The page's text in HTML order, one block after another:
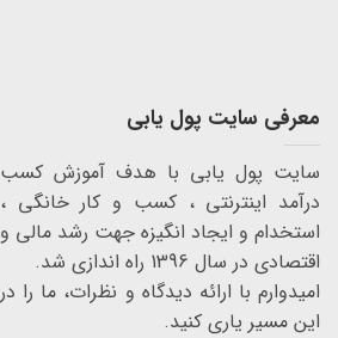
معرفی سایت پول یابی
سایت پول یابی با هدف آموزش کسب
درآمد اینترنتی ، کسب و کار خانگی ،
استخدام و ایجاد انگیزه جهت رشد مالی و
اقتصادی در سال 1396 راه اندازی شد.
امیدوارم با ارائه دیدگاه و نظرات، ما را در
این مسیر یاری کنید.